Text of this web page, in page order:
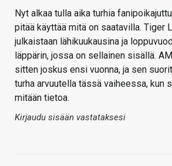
Nyt alkaa tulla aika turhia
pitää käyttää mitä on saatavilla. Tiger
julkaistaan lähikuukausina ja
läppärin, jossa on sellainen sisällä.
sitten joskus ensi vuonna, ja sen
turha arvuutella tässä vaiheessa, kun
mitään tietoa.
Kirjaudu sisään vastataksesi